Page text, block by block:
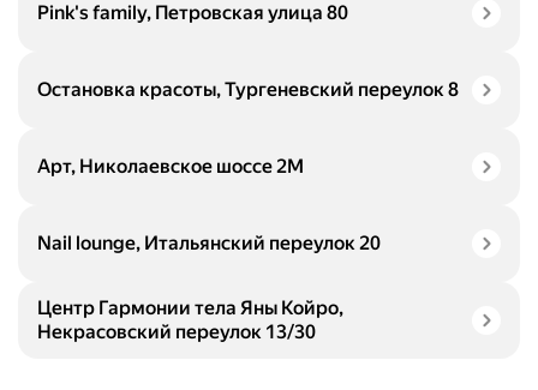
Pink's family, Петровская улица 80
Остановка красоты, Тургеневский переулок 8
Арт, Николаевское шоссе 2М
Nail lounge, Итальянский переулок 20
Центр Гармонии тела Яны Койро,
Некрасовский переулок 13/30